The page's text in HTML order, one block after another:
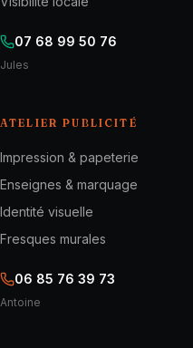
07 68 99 50 76
Jules
ATELIER PUBLICITÉ
Impression & papeterie
Enseignes & marquage
Identité visuelle
Fresques murales
06 85 76 39 73
Antoine